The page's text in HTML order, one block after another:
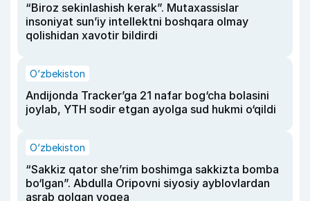
“Biroz sekinlashish kerak”. Mutaxassislar
insoniyat sun’iy intellektni boshqara olmay
qolishidan xavotir bildirdi
O‘zbekiston
Andijonda Tracker’ga 21 nafar bog‘cha bolasini
joylab, YTH sodir etgan ayolga sud hukmi o‘qildi
O‘zbekiston
“Sakkiz qator she’rim boshimga sakkizta bomba
bo‘lgan”. Abdulla Oripovni siyosiy ayblovlardan
asrab qolgan voqea